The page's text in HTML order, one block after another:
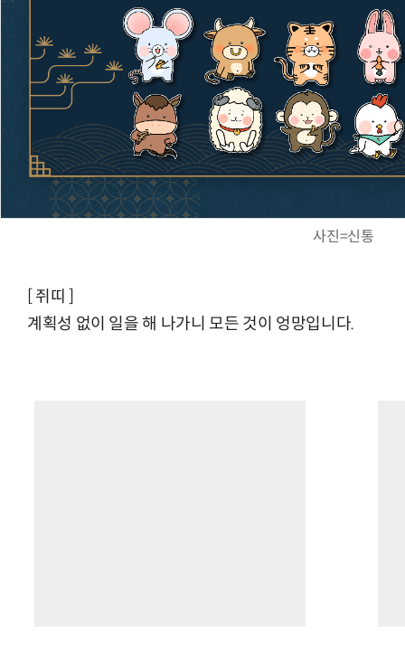
사진=신통
[ 쥐띠 ]
계획성 없이 일을 해 나가니 모든 것이 엉망입니다.